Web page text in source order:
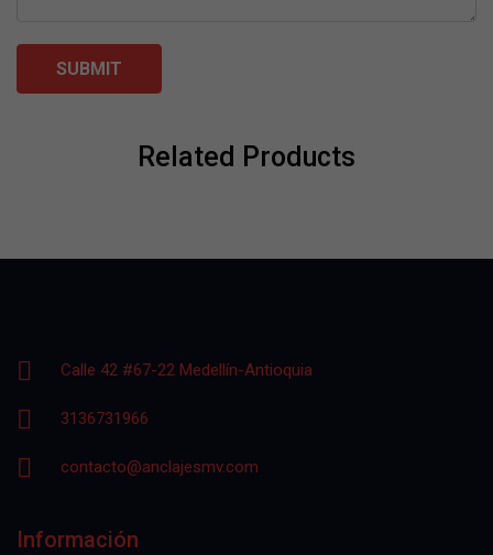
Related Products
Calle 42 #67-22 Medellín-Antioquia
3136731966
contacto@anclajesmv.com
Información